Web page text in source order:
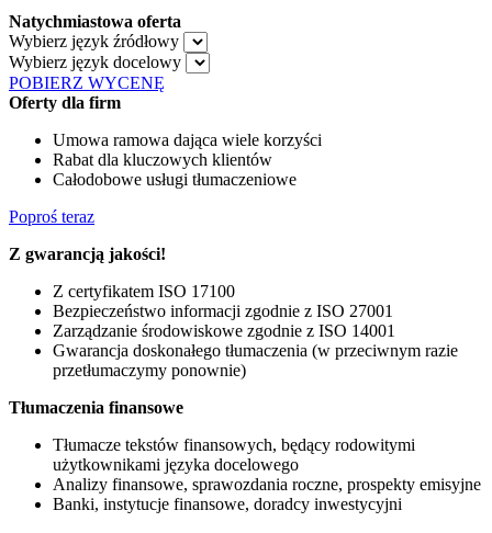
Natychmiastowa oferta
Wybierz język źródłowy
Wybierz język docelowy
POBIERZ WYCENĘ
Oferty dla firm
Umowa ramowa dająca wiele korzyści
Rabat dla kluczowych klientów
Całodobowe usługi tłumaczeniowe
Poproś teraz
Z gwarancją jakości!
Z certyfikatem ISO 17100
Bezpieczeństwo informacji zgodnie z ISO 27001
Zarządzanie środowiskowe zgodnie z ISO 14001
Gwarancja doskonałego tłumaczenia (w przeciwnym razie
przetłumaczymy ponownie)
Tłumaczenia finansowe
Tłumacze tekstów finansowych, będący rodowitymi
użytkownikami języka docelowego
Analizy finansowe, sprawozdania roczne, prospekty emisyjne
Banki, instytucje finansowe, doradcy inwestycyjni